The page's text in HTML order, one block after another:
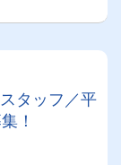
タッフ／平
！